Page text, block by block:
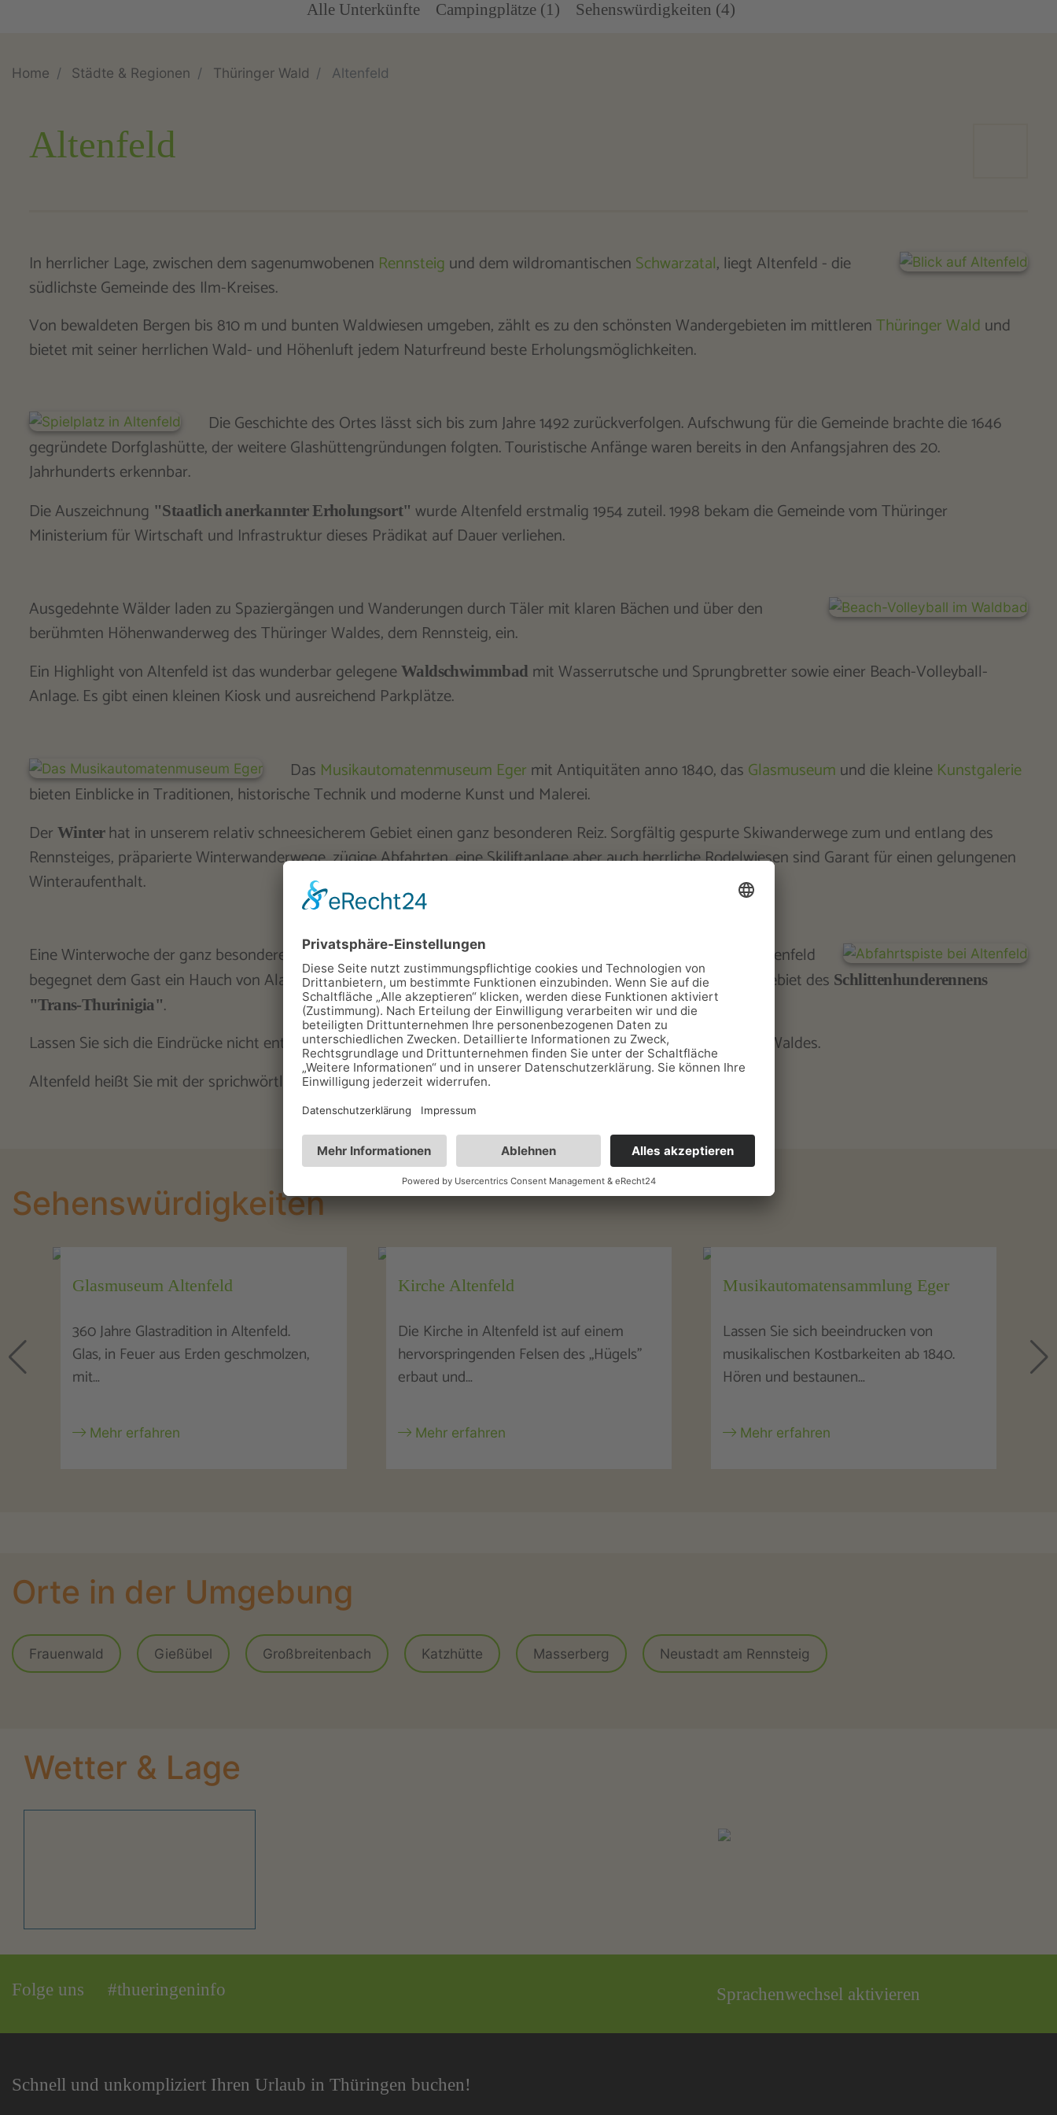
Alle Unterkünfte Campingplätze (1) Sehenswürdigkeiten (4)
Home Städte & Regionen Thüringer Wald Altenfeld
Altenfeld
In herrlicher Lage, zwischen dem sagenumwobenen Rennsteig und dem wildromantischen Schwarzatal, liegt Altenfeld - die
südlichste Gemeinde des Ilm-Kreises.
Von bewaldeten Bergen bis 810 m und bunten Waldwiesen umgeben, zählt es zu den schönsten Wandergebieten im mittlerenThüringer Wald und
bietet mit seiner herrlichen Wald- und Höhenluft jedem Naturfreund beste Erholungsmöglichkeiten.
Die Geschichte des Ortes lässt sich bis zum Jahre 1492 zurückverfolgen. Aufschwung für die Gemeinde brachte die 1646
gegründete Dorfglashütte, der weitere Glashüttengründungen folgten. Touristische Anfänge waren bereits in den Anfangsjahren des 20.
Jahrhunderts erkennbar.
Die Auszeichnung "Staatlich anerkannter Erholungsort" wurde Altenfeld erstmalig 1954 zuteil. 1998 bekam die Gemeinde vom Thüringer
Ministerium für Wirtschaft und Infrastruktur dieses Prädikat auf Dauer verliehen.
Ausgedehnte Wälder laden zu Spaziergängen und Wanderungen durch Täler mit klaren Bächen und über den
berühmten Höhenwanderweg des Thüringer Waldes, dem Rennsteig, ein.
Ein Highlight von Altenfeld ist das wunderbar gelegene Waldschwimmbad mit Wasserrutsche und Sprungbretter sowie einer Beach-Volleyball-
Anlage. Es gibt einen kleinen Kiosk und ausreichend Parkplätze.
Das Musikautomatenmuseum Eger mit Antiquitäten anno 1840, das Glasmuseum und die kleine Kunstgalerie
bieten Einblicke in Traditionen, historische Technik und moderne Kunst und Malerei.
Der Winterhat in unserem relativ schneesicherem Gebiet einen ganz besonderen Reiz. Sorgfältig gespurte Skiwanderwege zum und entlang des
Rennsteiges, präparierte Winterwanderwege, zügige Abfahrten, eine Skiliftanlage aber auch herrliche Rodelwiesen sind Garant für einen gelungenen
Winteraufenthalt.
Eine Winterwoche der ganz besonderen Art gibt es für die Besucher Anfang Februar jeden Jahres. In und um Altenfeld
begegnet dem Gast ein Hauch von Alaska - die herrliche Landschaft entlang des Rennsteiges ist Austragungsgebiet des Schlittenhunderennens
"Trans-Thurinigia".
Lassen Sie sich die Eindrücke nicht entgehen und genießen Sie die unvergleichlich intakte Natur des Thüringer Waldes.
Altenfeld heißt Sie mit der sprichwörtlichen Thüringer Gastlichkeit herzlich willkommen.
Sehenswürdigkeiten
Kirche Altenfeld
Die Kirche in Altenfeld ist auf einem
hervorspringenden Felsen des „Hügels"
erbaut und…
Mehr erfahren
Musikautomatensammlung Eger
Lassen Sie sich beeindrucken von
musikalischen Kostbarkeiten ab 1840.
Hören und bestaunen…
Mehr erfahren
Kleine Galerie
Die „Kleine Galerie“ Altenfeld ist seit
vielen Jahren das Markenzeichen für
Kunst und…
Mehr erfahren
Orte in der Umgebung
Frauenwald Gießübel Großbreitenbach Katzhütte Masserberg Neustadt am Rennsteig
Wetter & Lage
Folge uns #thueringeninfo Sprachenwechsel aktivieren
Schnell und unkompliziert Ihren Urlaub in Thüringen buchen!